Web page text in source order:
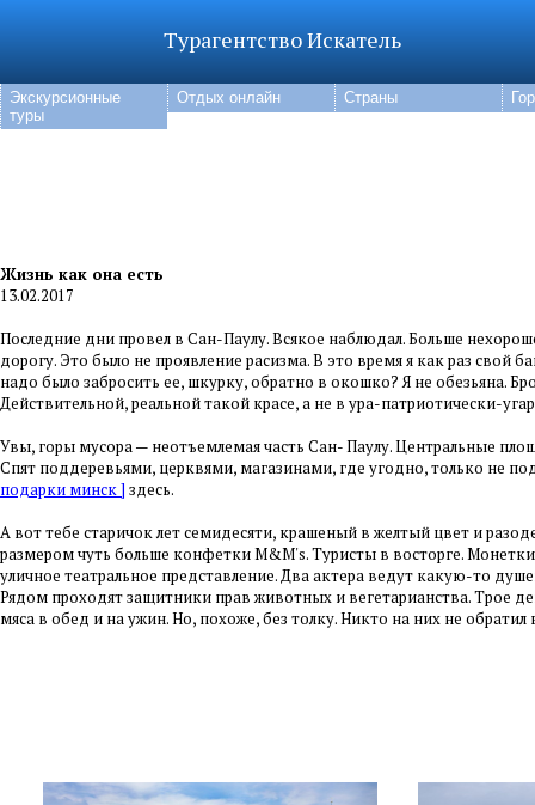
Турагентство Искатель
Экскурсионные
туры
Отдых онлайн Страны
Жизнь как она есть
13.02.2017
Последние дни провел в Сан-Паулу. Всякое наблюдал. Больше
дорогу. Это было не проявление расизма. В это время я как раз
надо было забросить ее, шкурку, обратно в окошко? Я не обезьяна.
Действительной, реальной такой красе, а не в ура-патриотически-
Увы, горы мусора — неотъемлемая часть Сан- Паулу. Центральные
Спят поддеревьями, церквями, магазинами, где угодно, только не
подарки минск ] здесь.
А вот тебе старичок лет семидесяти, крашеный в желтый цвет и
размером чуть больше конфетки M&M's. Туристы в восторге.
уличное театральное представление. Два актера ведут какую-то
Рядом проходят защитники прав животных и вегетарианства. Трое
мяса в обед и на ужин. Но, похоже, без толку. Никто на них не